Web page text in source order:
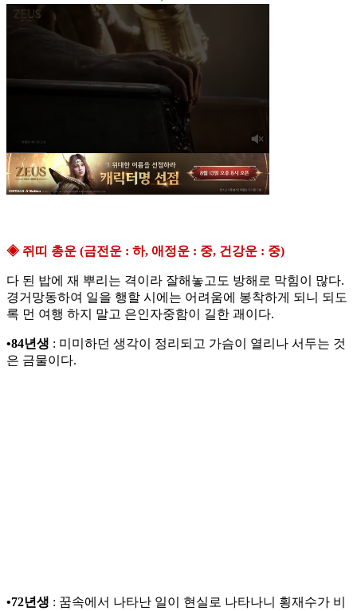
◈ 쥐띠 총운 (금전운 : 하, 애정운 : 중, 건강운 : 중)
다 된 밥에 재 뿌리는 격이라 잘해놓고도 방해로 막힘이 많다.
경거망동하여 일을 행할 시에는 어려움에 봉착하게 되니 되도
록 먼 여행 하지 말고 은인자중함이 길한 괘이다.
•84년생 : 미미하던 생각이 정리되고 가슴이 열리나 서두는 것
은 금물이다.
•72년생 : 꿈속에서 나타난 일이 현실로 나타나니 횡재수가 비